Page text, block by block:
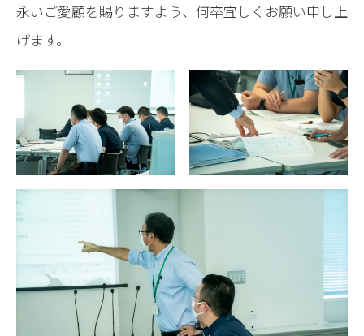
永いご愛顧を賜りますよう、何卒宜しくお願い申し上
げます。